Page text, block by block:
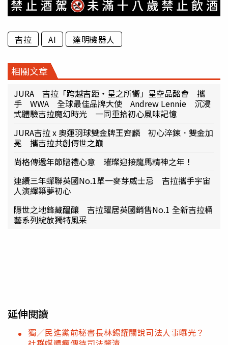
吉拉 AI 達明機器人
相關文章
JURA 吉拉「跨越吉距・星之所嚮」星空品酩會 攜
手 WWA 全球最佳品牌大使 Andrew Lennie 沉浸
式體驗吉拉魔幻時光 一同重拾初心風味記憶
JURA吉拉 x 奧運羽球雙金牌王齊麟 初心淬鍊．雙金加
冕 攜吉拉共創傳世之巔
尚格傳遞年節贈禮心意 璀璨迎接龍馬精神之年！
連續三年蟬聯英國No.1單一麥芽威士忌 吉拉攜手宇宙
人演繹築夢初心
隱世之地鋒藏醞釀 吉拉躍居英國銷售No.1 全新吉拉桶
藝系列綻放獨特風采
延伸閱讀
獨／民進黨前秘書長林錫耀關說司法人事曝光？